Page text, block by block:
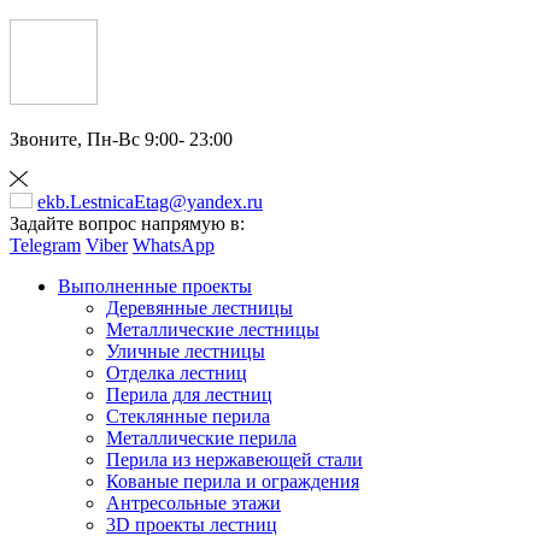
Звоните, Пн-Вс 9:00- 23:00
ekb.LestnicaEtag@yandex.ru
Задайте вопрос напрямую в:
Telegram Viber WhatsApp
Выполненные проекты
Деревянные лестницы
Металлические лестницы
Уличные лестницы
Отделка лестниц
Перила для лестниц
Стеклянные перила
Металлические перила
Перила из нержавеющей стали
Кованые перила и ограждения
Антресольные этажи
3D проекты лестниц